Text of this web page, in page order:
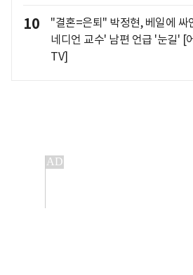
10
"결혼=은퇴" 박정현, 베일에
네디언 교수' 남편 언급 '눈길' [
TV]